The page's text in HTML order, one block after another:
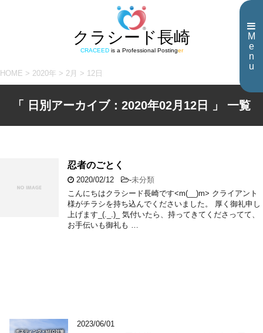
M
e
n
u
クラシード長崎
CRACEEDis a Professional Postinger
HOME > 2020年 > 2月 > 12日
「 日別アーカイブ：2020年02月12日 」 一覧
忍者のごとく
2020/02/12 -未分類
こんにちはクラシード長崎です<m(__)m> クライアント
様がチラシを持ち込んでくださいました。 厚く御礼申し
上げます_(._.)_ 気付いたら、持ってきてくださってて、
お手伝いも御礼も …
2023/06/01